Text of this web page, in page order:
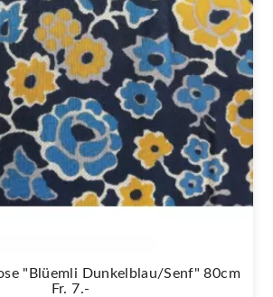
"Blüemli Dunkelblau/senf" 80cm
Fr. 7.-